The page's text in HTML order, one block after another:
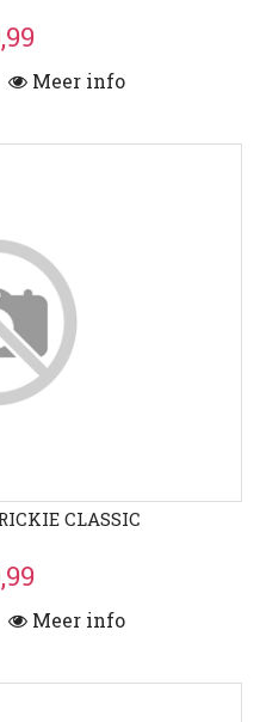
Meer info
CLASSIC
Meer info